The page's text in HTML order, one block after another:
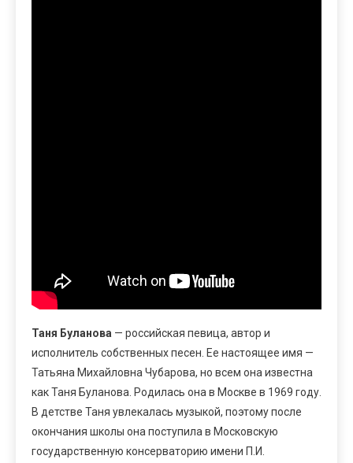
Таня Буланова — российская певица, автор и
исполнитель собственных песен. Ее настоящее имя —
Татьяна Михайловна Чубарова, но всем она известна
как Таня Буланова. Родилась она в Москве в 1969 году.
В детстве Таня увлекалась музыкой, поэтому после
окончания школы она поступила в Московскую
государственную консерваторию имени П.И.